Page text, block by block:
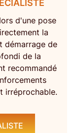
d'une pose
la
démarrage de
de la
recommandé
irréprochable.